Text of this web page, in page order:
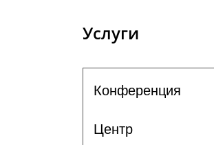
Услуги
Конференция
Центр